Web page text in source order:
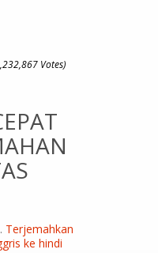
Votes)
Terjemahkan
ke hindi